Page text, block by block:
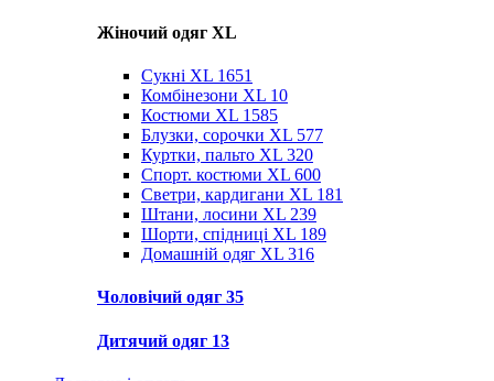
Жіночий одяг XL
Cукні XL 1651
Комбінезони XL 10
Костюми XL 1585
Блузки, сорочки XL 577
Куртки, пальто XL 320
Спорт. костюми XL 600
Светри, кардигани XL 181
Штани, лосини XL 239
Шорти, спідниці XL 189
Домашній одяг XL 316
Чоловічий одяг 35
Дитячий одяг 13